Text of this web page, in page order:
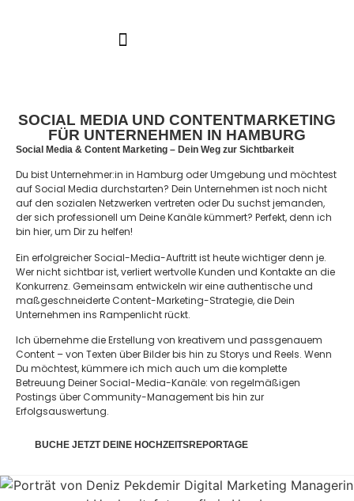
SOCIAL MEDIA UND CONTENTMARKETING
FÜR UNTERNEHMEN IN HAMBURG
Social Media & Content Marketing – Dein Weg zur Sichtbarkeit
Du bist Unternehmer:in in Hamburg oder Umgebung und möchtest
auf Social Media durchstarten? Dein Unternehmen ist noch nicht
auf den sozialen Netzwerken vertreten oder Du suchst jemanden,
der sich professionell um Deine Kanäle kümmert? Perfekt, denn ich
bin hier, um Dir zu helfen!
Ein erfolgreicher Social-Media-Auftritt ist heute wichtiger denn je.
Wer nicht sichtbar ist, verliert wertvolle Kunden und Kontakte an die
Konkurrenz. Gemeinsam entwickeln wir eine authentische und
maßgeschneiderte Content-Marketing-Strategie, die Dein
Unternehmen ins Rampenlicht rückt.
Ich übernehme die Erstellung von kreativem und passgenauem
Content – von Texten über Bilder bis hin zu Storys und Reels. Wenn
Du möchtest, kümmere ich mich auch um die komplette
Betreuung Deiner Social-Media-Kanäle: von regelmäßigen
Postings über Community-Management bis hin zur
Erfolgsauswertung.
BUCHE JETZT DEINE HOCHZEITSREPORTAGE